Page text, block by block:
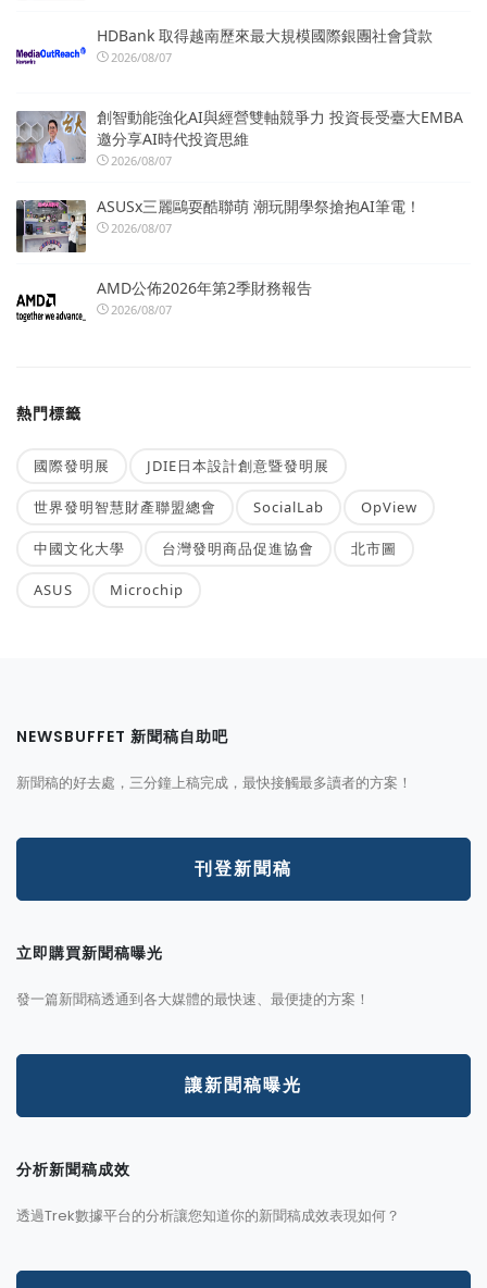
HDBank 取得越南歷來最大規模國際銀團社會貸款
2026/08/07
創智動能強化AI與經營雙軸競爭力 投資長受臺大EMBA
邀分享AI時代投資思維
2026/08/07
ASUSx三麗鷗耍酷聯萌 潮玩開學祭搶抱AI筆電！
2026/08/07
AMD公佈2026年第2季財務報告
2026/08/07
熱門標籤
國際發明展 JDIE日本設計創意暨發明展
世界發明智慧財產聯盟總會 SocialLab OpView
中國文化大學 台灣發明商品促進協會 北市圖
ASUS Microchip
NEWSBUFFET 新聞稿自助吧
新聞稿的好去處，三分鐘上稿完成，最快接觸最多讀者的方案！
刊登新聞稿
立即購買新聞稿曝光
發一篇新聞稿透通到各大媒體的最快速、最便捷的方案！
讓新聞稿曝光
分析新聞稿成效
透過Trek數據平台的分析讓您知道你的新聞稿成效表現如何？